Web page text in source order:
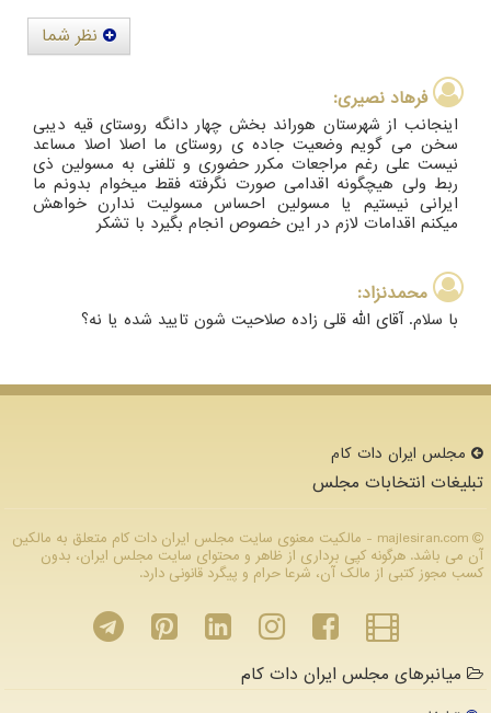
نظر شما
فرهاد نصیری:
اینجانب از شهرستان هوراند بخش چهار دانگه روستای قیه دیبی
سخن می گویم وضعیت جاده ی روستای ما اصلا اصلا مساعد
نیست علی رغم مراجعات مکرر حضوری و تلفنی به مسولین ذی
ربط ولی هیچگونه اقدامی صورت نگرفته فقط میخوام بدونم ما
ایرانی نیستیم یا مسولین احساس مسولیت ندارن خواهش
میکنم اقدامات لازم در این خصوص انجام بگیرد با تشکر
محمدنزاد:
با سلام. آقای الله قلی زاده صلاحیت شون تایید شده یا نه؟
مجلس ایران دات كام
تبلیغات انتخابات مجلس
majlesiran.com - مالکیت معنوی سایت مجلس ایران دات كام متعلق به مالکین
آن می باشد. هرگونه کپی برداری از ظاهر و محتوای سایت مجلس ایران، بدون
کسب مجوز کتبی از مالک آن، شرعا حرام و پیگرد قانونی دارد.
میانبرهای مجلس ایران دات کام